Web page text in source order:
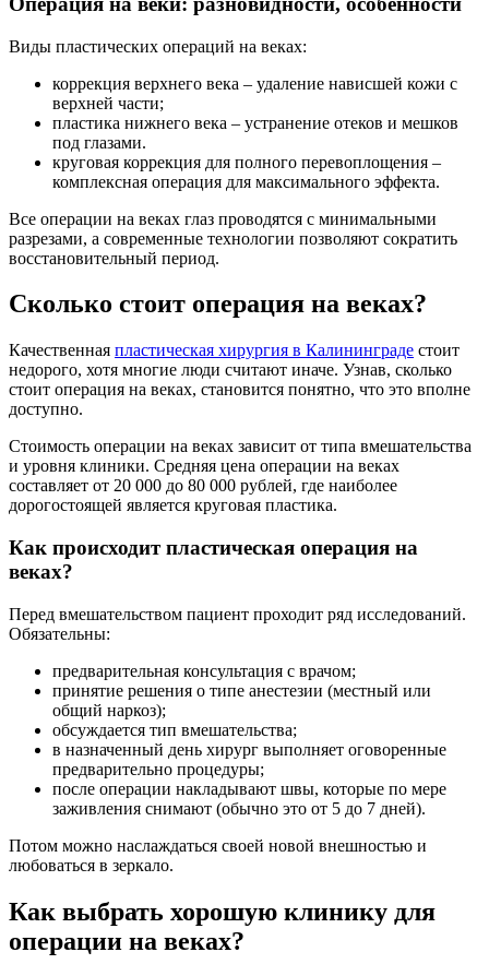
Виды пластических операций на веках:
коррекция верхнего века – удаление нависшей кожи с
верхней части;
пластика нижнего века – устранение отеков и мешков
под глазами.
круговая коррекция для полного перевоплощения –
комплексная операция для максимального эффекта.
Все операции на веках глаз проводятся с минимальными
разрезами, а современные технологии позволяют сократить
восстановительный период.
Сколько стоит операция на веках?
Качественная пластическая хирургия в Калининграде стоит
недорого, хотя многие люди считают иначе. Узнав, сколько
стоит операция на веках, становится понятно, что это вполне
доступно.
Стоимость операции на веках зависит от типа вмешательства
и уровня клиники. Средняя цена операции на веках
составляет от 20 000 до 80 000 рублей, где наиболее
дорогостоящей является круговая пластика.
Как происходит пластическая операция на
веках?
Перед вмешательством пациент проходит ряд исследований.
Обязательны:
предварительная консультация с врачом;
принятие решения о типе анестезии (местный или
общий наркоз);
обсуждается тип вмешательства;
в назначенный день хирург выполняет оговоренные
предварительно процедуры;
после операции накладывают швы, которые по мере
заживления снимают (обычно это от 5 до 7 дней).
Потом можно наслаждаться своей новой внешностью и
любоваться в зеркало.
Как выбрать хорошую клинику для
операции на веках?